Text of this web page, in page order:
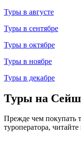
Туры в августе
Туры в сентябре
Туры в октябре
Туры в ноябре
Туры в декабре
Туры на
Прежде чем покупать
туроператора,